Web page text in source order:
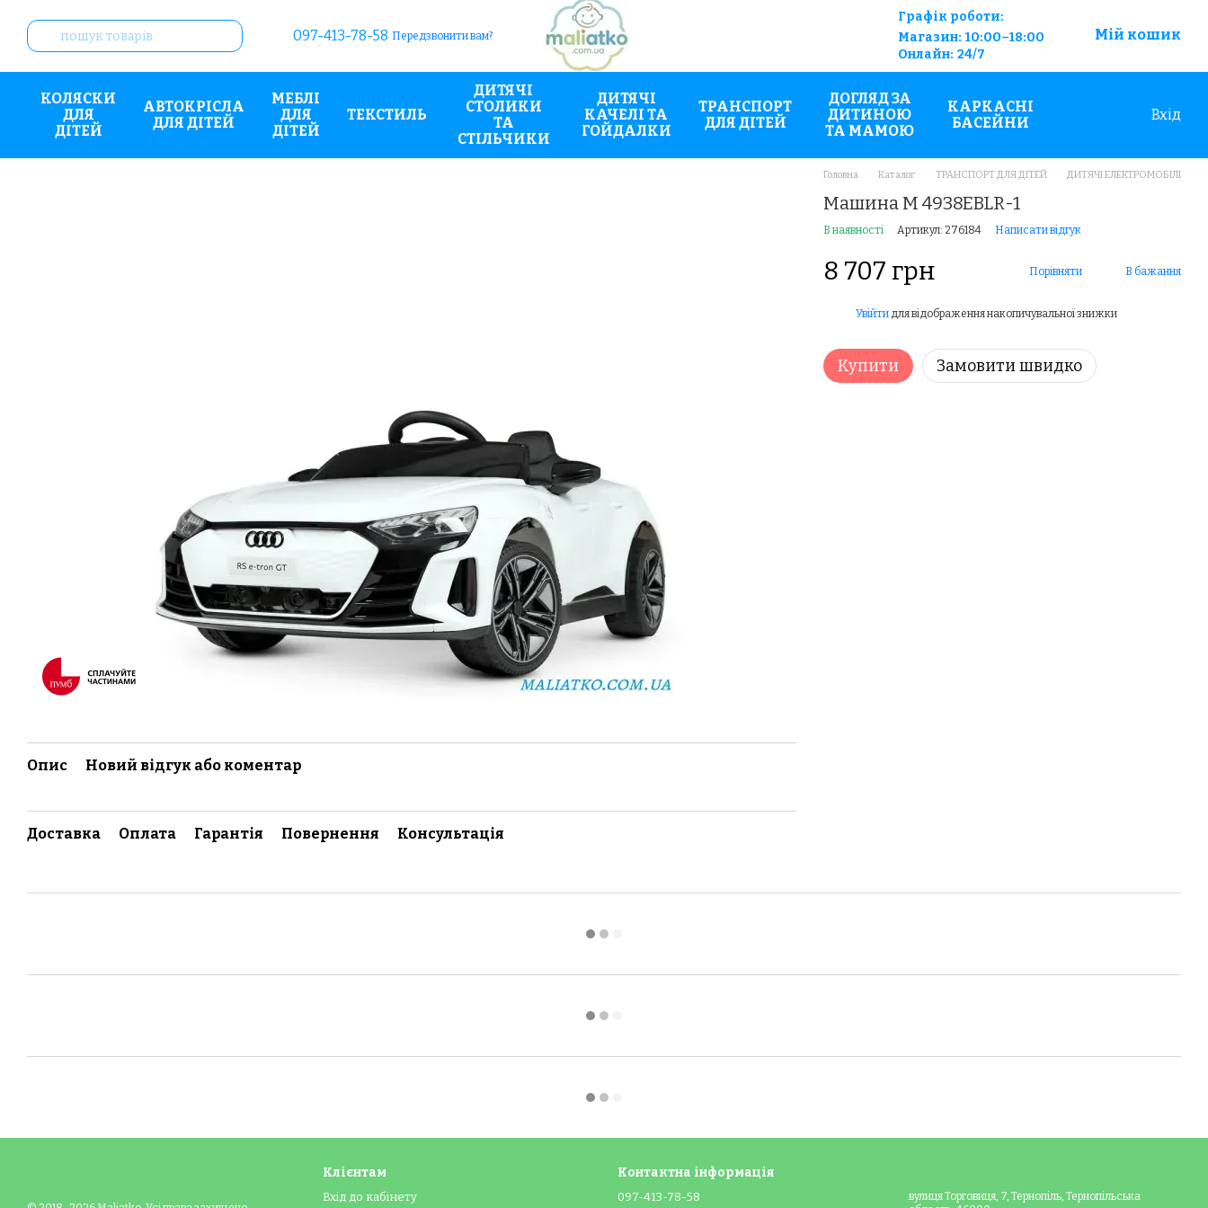
097-413-78-58 Передзвонити вам?
Графік роботи:
Магазин: 10:00–18:00
Онлайн: 24/7
Мій кошик
КОЛЯСКИ
ДЛЯ
ДІТЕЙ
АВТОКРІСЛА
ДЛЯ ДІТЕЙ
МЕБЛІ
ДЛЯ
ДІТЕЙ
ТЕКСТИЛЬ
ДИТЯЧІ
СТОЛИКИ
ТА
СТІЛЬЧИКИ
ДИТЯЧІ
КАЧЕЛІ ТА
ГОЙДАЛКИ
ТРАНСПОРТ
ДЛЯ ДІТЕЙ
ДОГЛЯД ЗА
ДИТИНОЮ
ТА МАМОЮ
КАРКАСНІ
БАСЕЙНИ
Вхід
Головна Каталог ТРАНСПОРТ ДЛЯ ДІТЕЙ ДИТЯЧІ ЕЛЕКТРОМОБІЛІ
Машина M 4938EBLR-1
В наявності Артикул: 276184 Написати відгук
8 707 грн Порівняти В бажання
Увійти для відображення накопичувальної знижки
Купити Замовити швидко
Опис Новий відгук або коментар
Доставка Оплата Гарантія Повернення Консультація
Клієнтам
Вхід до кабінету
Контактна інформація
097-413-78-58
вулиця Торговиця, 7, Тернопіль, Тернопільська